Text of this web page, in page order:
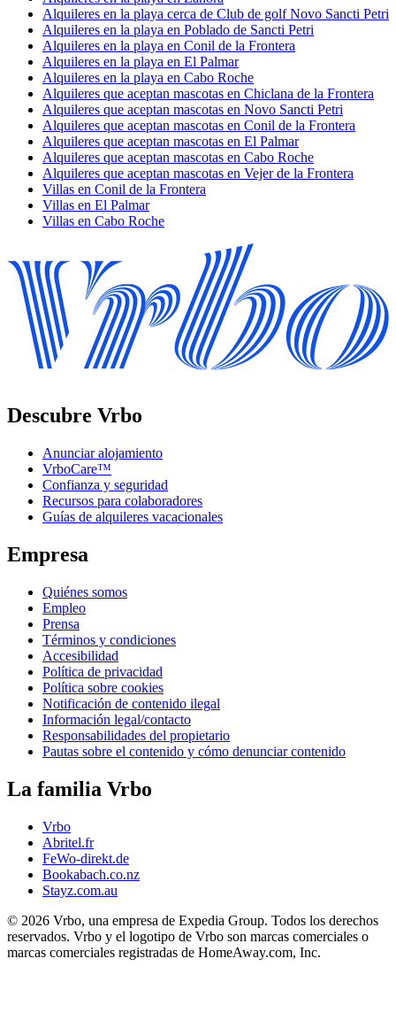
Alquileres en la playa cerca de Club de golf Novo Sancti Petri
Alquileres en la playa en Poblado de Sancti Petri
Alquileres en la playa en Conil de la Frontera
Alquileres en la playa en El Palmar
Alquileres en la playa en Cabo Roche
Alquileres que aceptan mascotas en Chiclana de la Frontera
Alquileres que aceptan mascotas en Novo Sancti Petri
Alquileres que aceptan mascotas en Conil de la Frontera
Alquileres que aceptan mascotas en El Palmar
Alquileres que aceptan mascotas en Cabo Roche
Alquileres que aceptan mascotas en Vejer de la Frontera
Villas en Conil de la Frontera
Villas en El Palmar
Villas en Cabo Roche
Descubre Vrbo
Anunciar alojamiento
VrboCare™
Confianza y seguridad
Recursos para colaboradores
Guías de alquileres vacacionales
Empresa
Quiénes somos
Empleo
Prensa
Términos y condiciones
Accesibilidad
Política de privacidad
Política sobre cookies
Notificación de contenido ilegal
Información legal/contacto
Responsabilidades del propietario
Pautas sobre el contenido y cómo denunciar contenido
La familia Vrbo
Vrbo
Abritel.fr
FeWo-direkt.de
Bookabach.co.nz
Stayz.com.au
© 2026 Vrbo, una empresa de Expedia Group. Todos los derechos
reservados. Vrbo y el logotipo de Vrbo son marcas comerciales o
marcas comerciales registradas de HomeAway.com, Inc.